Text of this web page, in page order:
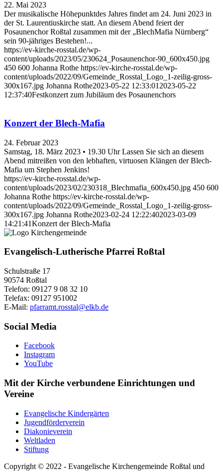
22. Mai 2023
Der musikalische Höhepunktdes Jahres findet am 24. Juni 2023 in
der St. Laurentiuskirche statt. An diesem Abend feiert der
Posaunenchor Roßtal zusammen mit der „BlechMafia Nürnberg“
sein 90-jähriges Bestehen!...
https://ev-kirche-rosstal.de/wp-
content/uploads/2023/05/230624_Posaunenchor-90_600x450.jpg
450 600 Johanna Rothe https://ev-kirche-rosstal.de/wp-
content/uploads/2022/09/Gemeinde_Rosstal_Logo_1-zeilig-gross-
300x167.jpg Johanna Rothe2023-05-22 12:33:01 2023-05-22
12:37:40Festkonzert zum Jubiläum des Posaunenchors
Konzert der Blech-Mafia
24. Februar 2023
Samstag, 18. März 2023 • 19.30 Uhr Lassen Sie sich an diesem
Abend mitreißen von den lebhaften, virtuosen Klängen der Blech-
Mafia um Stephen Jenkins!
https://ev-kirche-rosstal.de/wp-
content/uploads/2023/02/230318_Blechmafia_600x450.jpg 450 600
Johanna Rothe https://ev-kirche-rosstal.de/wp-
content/uploads/2022/09/Gemeinde_Rosstal_Logo_1-zeilig-gross-
300x167.jpg Johanna Rothe2023-02-24 12:22:402023-03-09
14:21:41Konzert der Blech-Mafia
Evangelisch-Lutherische Pfarrei Roßtal
Schulstraße 17
90574 Roßtal
Telefon: 09127 9 08 32 10
Telefax: 09127 951002
E-Mail: pfarramt.rosstal@elkb.de
Social Media
Facebook
Instagram
YouTube
Mit der Kirche verbundene Einrichtungen und
Vereine
Evangelische Kindergärten
Jugendförderverein
Diakonieverein
Weltladen
Stiftung
Copyright © 2022 - Evangelische Kirchengemeinde Roßtal und